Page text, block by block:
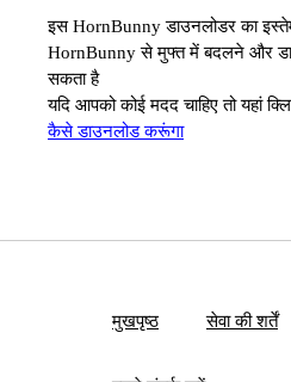
इस HornBunny डाउनलोडर का
HornBunny से मुफ्त में बदलने और
सकता है
यदि आपको कोई मदद चाहिए तो यहां
कैसे डाउनलोड करूंगा
मुखपृष्ठ सेवा की शर्तें